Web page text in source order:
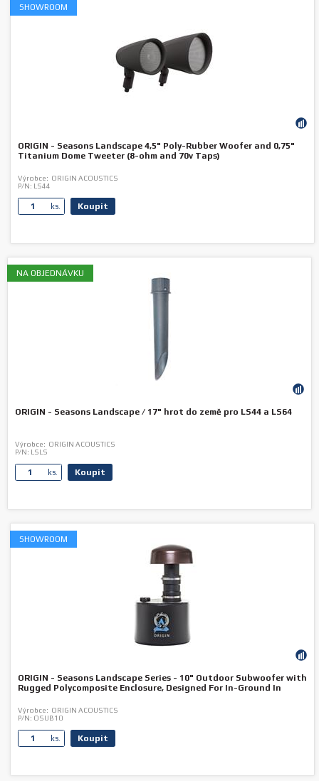
SHOWROOM
ORIGIN - Seasons Landscape 4,5" Poly-Rubber Woofer and 0,75"
Titanium Dome Tweeter (8-ohm and 70v Taps)
Výrobce: ORIGIN ACOUSTICS
P/N: LS44
ks. Koupit
NA OBJEDNÁVKU
ORIGIN - Seasons Landscape / 17" hrot do země pro LS44 a LS64
Výrobce: ORIGIN ACOUSTICS
P/N: LSLS
ks. Koupit
SHOWROOM
ORIGIN - Seasons Landscape Series - 10" Outdoor Subwoofer with
Rugged Polycomposite Enclosure, Designed For In-Ground In
Výrobce: ORIGIN ACOUSTICS
P/N: OSUB10
ks. Koupit